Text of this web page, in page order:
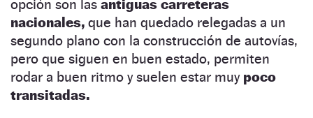
opción son las antiguas carreteras
nacionales, que han quedado relegadas a un
segundo plano con la construcción de autovías,
pero que siguen en buen estado, permiten
rodar a buen ritmo y suelen estar muypoco
transitadas.